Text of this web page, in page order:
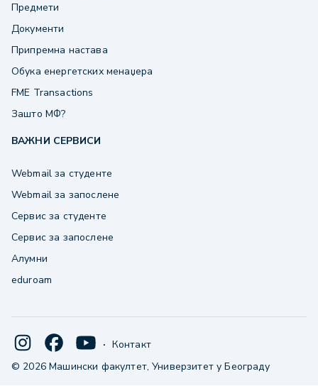
Предмети
Документи
Припремна настава
Обука енергетских менаџера
FME Transactions
Зашто МФ?
ВАЖНИ СЕРВИСИ
Webmail за студенте
Webmail за запослене
Сервис за студенте
Сервис за запослене
Алумни
eduroam
· Контакт
© 2026 Машински факултет, Универзитет у Београду